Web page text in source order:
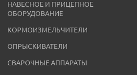
НАВЕСНОЕ И ПРИЦЕПНОЕ
ОБОРУДОВАНИЕ
КОРМОИЗМЕЛЬЧИТЕЛИ
ОПРЫСКИВАТЕЛИ
СВАРОЧНЫЕ АППАРАТЫ